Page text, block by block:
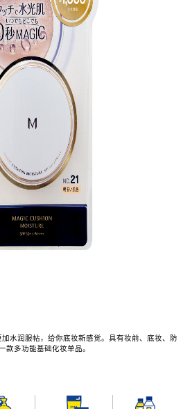
水润服帖，给你底妆新感觉。具有妆前、底妆、防
款多功能基础化妆单品。